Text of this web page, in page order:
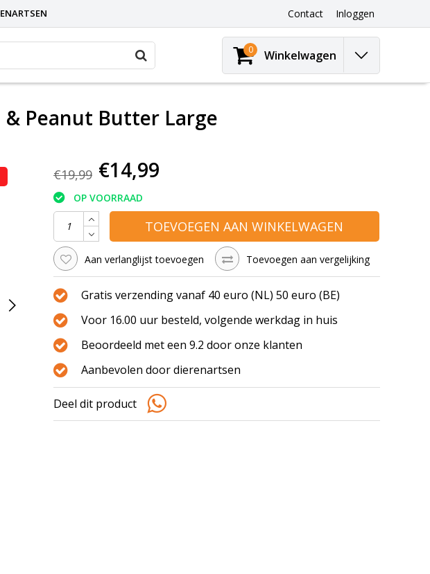
Contact Inloggen
0 Winkelwagen
& Peanut Butter Large
€19,99 €14,99
OP VOORRAAD
TOEVOEGEN AAN WINKELWAGEN
Aan verlanglijst toevoegen Toevoegen aan vergelijking
Gratis verzending vanaf 40 euro (NL) 50 euro (BE)
Voor 16.00 uur besteld, volgende werkdag in huis
Beoordeeld met een 9.2 door onze klanten
Aanbevolen door dierenartsen
Deel dit product